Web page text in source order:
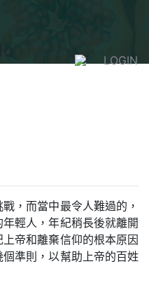
LOGIN
，而當中最令人難過的，
輕人，年紀稍長後就離開
帝和離棄信仰的根本原因
個準則，以幫助上帝的百姓